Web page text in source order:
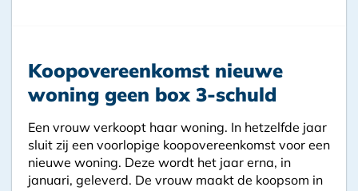
Koopovereenkomst nieuwe
woning geen box 3-schuld
Een vrouw verkoopt haar woning. In hetzelfde jaar
sluit zij een voorlopige koopovereenkomst voor een
nieuwe woning. Deze wordt het jaar erna, in
januari, geleverd. De vrouw maakt de koopsom in